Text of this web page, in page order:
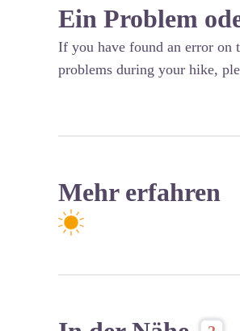
Ein Problem
If you have found an error on
problems during your hike,
Mehr erfahren